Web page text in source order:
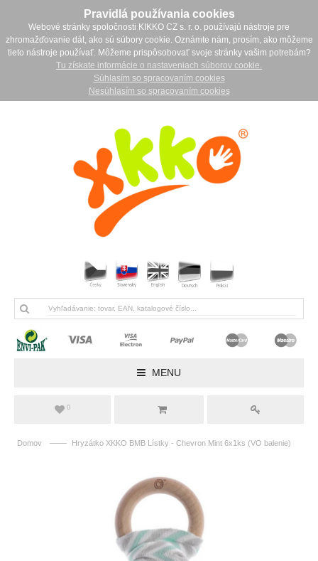
Pravidlá používania cookies
Webové stránky spoločnosti KIKKO CZ s. r. o. používajú nástroje pre
zhromažďovanie dát, ako sú súbory cookie. Oznámte nám, prosím, ako môžeme
tieto nástroje používať. Môžeme prispôsobovať svoje stránky vašim potrebám?
Tu získate informácie o nastaveniach súborov cookie.
Súhlasím so spracovaním cookies
Nesúhlasím so spracovaním cookies
MENU
0
Domov —— Hryzátko XKKO BMB Lístky - Chevron Mint 6x1ks (VO balenie)